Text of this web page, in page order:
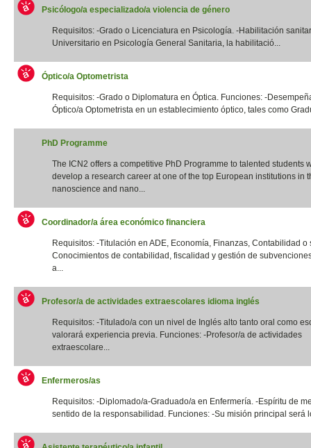
Psicólogo/a especializado/a violencia de género
Requisitos: -Grado o Licenciatura en Psicología. -Habilitación
Universitario en Psicología General Sanitaria, la habilitació...
Óptico/a Optometrista
Requisitos: -Grado o Diplomatura en Óptica. Funciones: -
Óptico/a Optometrista en un establecimiento óptico, tales como
PhD Programme
The ICN2 offers a competitive PhD Programme to talented students
develop a research career at one of the top European institutions in
nanoscience and nano...
Coordinador/a área económico financiera
Requisitos: -Titulación en ADE, Economía, Finanzas, Contabilidad o
Conocimientos de contabilidad, fiscalidad y gestión de
a...
Profesor/a de actividades extraescolares idioma inglés
Requisitos: -Titulado/a con un nivel de Inglés alto tanto oral como
valorará experiencia previa. Funciones: -Profesor/a de actividades
extraescolare...
Enfermeros/as
Requisitos: -Diplomado/a-Graduado/a en Enfermería. -Espíritu de
sentido de la responsabilidad. Funciones: -Su misión principal será